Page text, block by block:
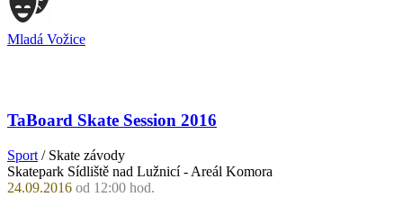
Mladá Vožice
TaBoard Skate Session 2016
Sport / Skate závody
Skatepark Sídliště nad Lužnicí - Areál Komora
24.09.2016 od 12:00 hod.